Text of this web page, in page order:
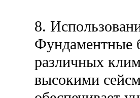
8.
Фундаментные
различных
высокими